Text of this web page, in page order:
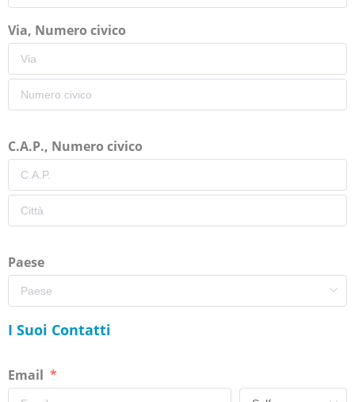
Via, Numero civico
C.A.P., Numero civico
Paese
I Suoi Contatti
Email